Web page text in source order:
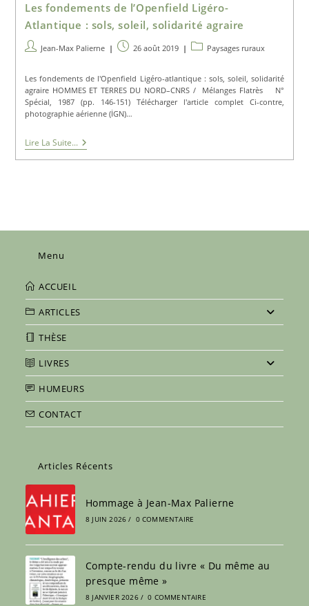
Les fondements de l’Openfield Ligéro-
Atlantique : sols, soleil, solidarité agraire
Auteur/autrice
la
publication :
Jean-Max Palierne
Publication
26 août 2019
PostPaysages ruraux
Les fondements de l'Openfield Ligéro-atlantique : sols, soleil, solidarité
agraire HOMMES ET TERRES DU NORD–CNRS / Mélanges Flatrès N°
Spécial, 1987 (pp. 146-151) Télécharger l'article complet Ci-contre,
photographie aérienne (İGN)…
Lire La Suite...Les
Fondements
De
Soleil,
Menu
ACCUEIL
ARTICLES
THÈSE
LIVRES
HUMEURS
CONTACT
Articles Récents
Hommage à Jean-Max Palierne
8 JUIN 2026 / 0 COMMENTAIRE
Compte-rendu du livre « Du même au
presque même »
8 JANVIER 2026 / 0 COMMENTAIRE